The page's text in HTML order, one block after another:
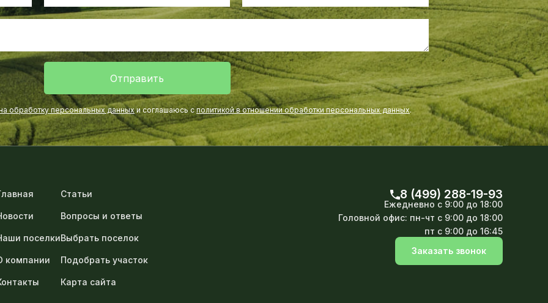
Отправить
обработку персональных данныхи соглашаюсь сполитикой в отношении обработки персональных данных.
поселки
компании
Статьи
Вопросы и ответы
Выбрать поселок
Подобрать участок
Карта сайта
8 (499) 288-19-93
Ежедневно с 9:00 до 18:00
Головной офис: пн-чт с 9:00 до 18:00
пт с 9:00 до 16:45
Заказать звонок